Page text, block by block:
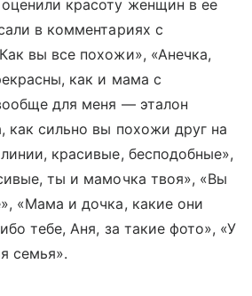
красоту женщин в ее
в комментариях с
вы все похожи», «Анечка,
как и мама с
для меня — эталон
как сильно вы похожи друг на
красивые, бесподобные»,
ты и мамочка твоя», «Вы
«Мама и дочка, какие они
тебе, Аня, за такие фото», «У
семья».